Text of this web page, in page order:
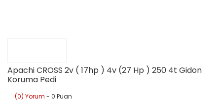
Apachi CROSS 2v ( 17hp ) 4v (27 Hp ) 250 4t Gidon
Koruma Pedi
(0) Yorum - 0 Puan